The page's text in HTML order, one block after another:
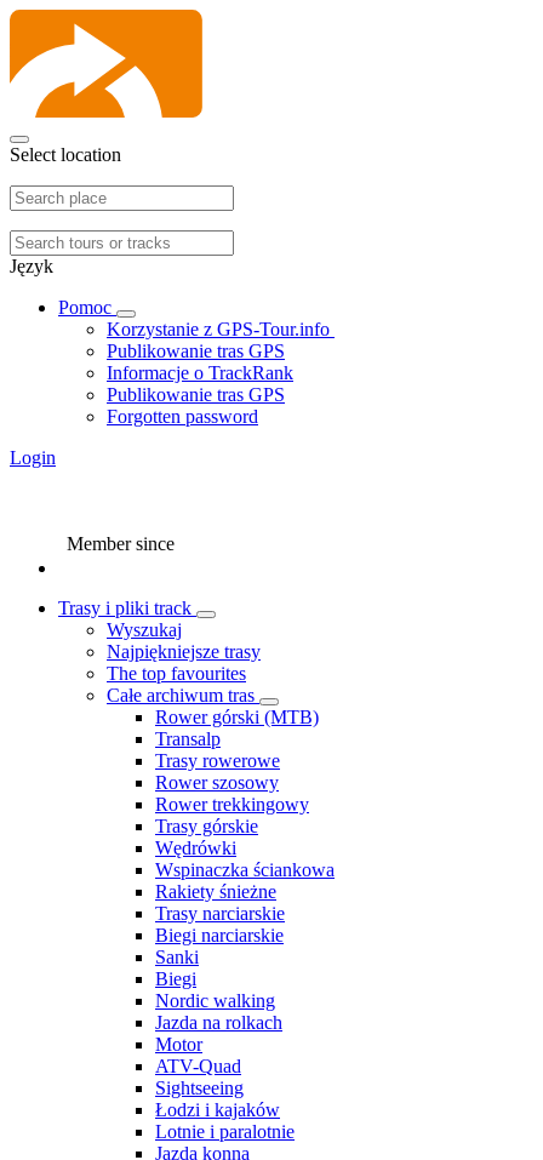
Select location
Język
Pomoc
Korzystanie z GPS-Tour.info
Publikowanie tras GPS
Informacje o TrackRank
Publikowanie tras GPS
Forgotten password
Login
Member since
Trasy i pliki track
Wyszukaj
Najpiękniejsze trasy
The top favourites
Całe archiwum tras
Rower górski (MTB)
Transalp
Trasy rowerowe
Rower szosowy
Rower trekkingowy
Trasy górskie
Wędrówki
Wspinaczka ściankowa
Rakiety śnieżne
Trasy narciarskie
Biegi narciarskie
Sanki
Biegi
Nordic walking
Jazda na rolkach
Motor
ATV-Quad
Sightseeing
Łodzi i kajaków
Lotnie i paralotnie
Jazda konna